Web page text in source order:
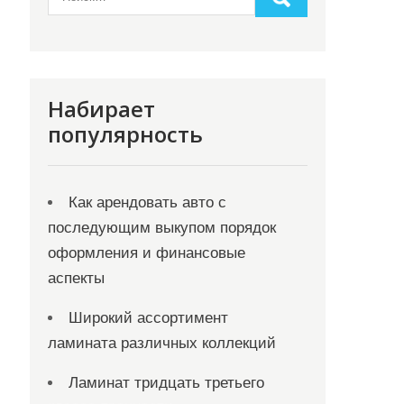
Набирает
популярность
Как арендовать авто с
последующим выкупом порядок
оформления и финансовые
аспекты
Широкий ассортимент
ламината различных коллекций
Ламинат тридцать третьего